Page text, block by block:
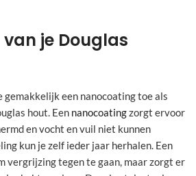
je Douglas
gemakkelijk een nanocoating toe als
hout. Een nanocoatingzorgt ervoor
en vocht en vuil niet kunnen
kun je zelf ieder jaar herhalen. Een
vergrijzing tegen te gaan, maar zorgt er